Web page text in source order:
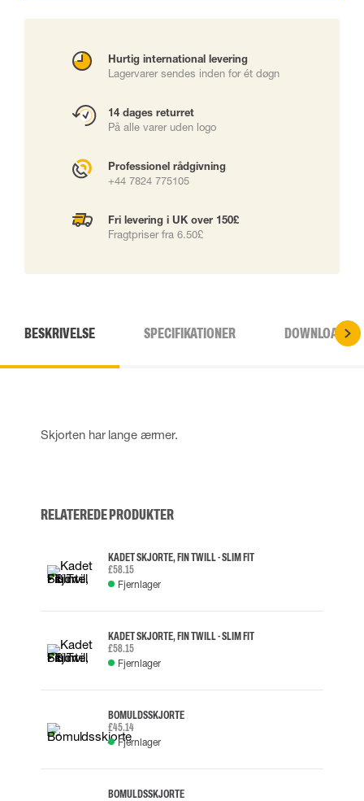
Hurtig international levering
Lagervarer sendes inden for ét døgn
14 dages returret
På alle varer uden logo
Professionel rådgivning
+44 7824 775105
Fri levering i UK over 150£
Fragtpriser fra 6.50£
BESKRIVELSE SPECIFIKATIONER DOWNLOADS
Skjorten har lange ærmer.
RELATEREDE PRODUKTER
KADET SKJORTE, FIN TWILL - SLIM FIT
£58.15
Fjernlager
KADET SKJORTE, FIN TWILL - SLIM FIT
£58.15
Fjernlager
BOMULDSSKJORTE
£45.14
Fjernlager
BOMULDSSKJORTE